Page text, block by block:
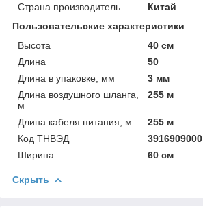
Страна производитель
Китай
Пользовательские характеристики
Высота
40 см
Длина
50
Длина в упаковке, мм
3 мм
Длина воздушного шланга,
м
255 м
Длина кабеля питания, м
255 м
Код ТНВЭД
3916909000
Ширина
60 см
Скрыть